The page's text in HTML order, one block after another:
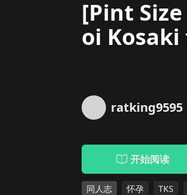
[Pint
oi
ratking9595
开始阅读
同人志 怀孕 TKS